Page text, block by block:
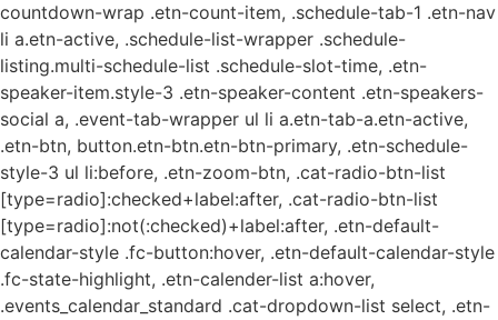
countdown-wrap .etn-count-item, .schedule-tab-1 .etn-nav
li a.etn-active, .schedule-list-wrapper .schedule-
listing.multi-schedule-list .schedule-slot-time, .etn-
speaker-item.style-3 .etn-speaker-content .etn-speakers-
social a, .event-tab-wrapper ul li a.etn-tab-a.etn-active,
.etn-btn, button.etn-btn.etn-btn-primary, .etn-schedule-
style-3 ul li:before, .etn-zoom-btn, .cat-radio-btn-list
[type=radio]:checked+label:after, .cat-radio-btn-list
[type=radio]:not(:checked)+label:after, .etn-default-
calendar-style .fc-button:hover, .etn-default-calendar-style
.fc-state-highlight, .etn-calender-list a:hover,
.events_calendar_standard .cat-dropdown-list select, .etn-